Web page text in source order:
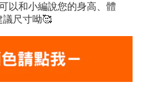
以和小編說您的身高、體
議尺寸呦🥰